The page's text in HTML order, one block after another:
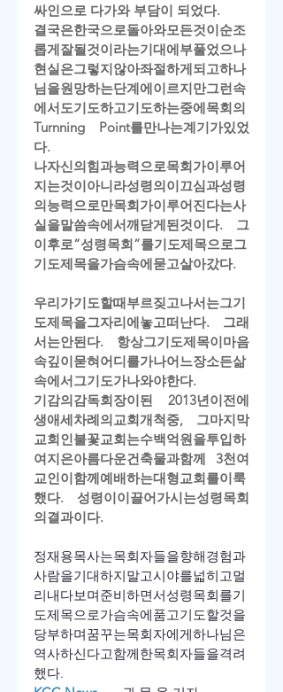
싸인으로 다가와 부담이 되었다.
결국은한국으로돌아와모든것이순조
롭게잘될것이라는기대에부풀었으나
현실은그렇지않아좌절하게되고하나
님을원망하는단계에이르지만그런속
에서도기도하고기도하는중에목회의
Turnning Point를만나는계기가있었
다.
나자신의힘과능력으로목회가이루어
지는것이아니라성령의이끄심과성령
의능력으로만목회가이루어진다는사
실을말씀속에서깨닫게된것이다. 그
이후로“성령목회”를기도제목으로그
기도제목을가슴속에묻고살아갔다.
우리가기도할때부르짖고나서는그기
도제목을그자리에놓고떠난다. 그래
서는안된다. 항상그기도제목이마음
속깊이묻혀어디를가나어느장소든삶
속에서그기도가나와야한다.
기감의감독회장이된 2013년이전에
생애세차례의교회개척중, 그마지막
교회인불꽃교회는수백억원을투입하
여지은아름다운건축물과함께 3천여
교인이함께예배하는대형교회를이룩
했다. 성령이이끌어가시는성령목회
의결과이다.
정재용목사는목회자들을향해경험과
사람을기대하지말고시야를넓히고멀
리내다보며준비하면서성령목회를기
도제목으로가슴속에품고기도할것을
당부하며꿈꾸는목회자에게하나님은
역사하신다고함께한목회자들을격려
했다.